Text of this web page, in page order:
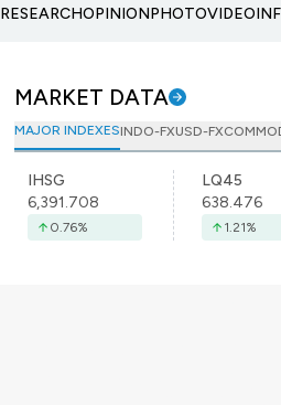
RESEARCHOPINIONPHOTOVIDEO
MARKET DATA
MAJOR INDEXESINDO-FXUSD-FX
IHSG
6,391.708
0.76%
LQ45
638.476
1.21%